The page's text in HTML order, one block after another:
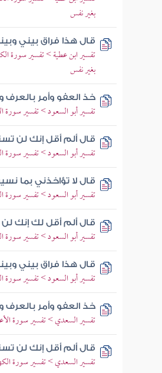
بغير نفس
قال هذا فراق بيني
تفسير ابن عطية > تفسير سورة
بغير نفس
خذ العفو وأمر
تفسير أبو السعود > تفسير
قال ألم أقل إنك لن
تفسير أبو السعود > تفسير
قال لا تؤاخذني بما
تفسير أبو السعود > تفسير
قال ألم أقل لك إنك
تفسير أبو السعود > تفسير
قال هذا فراق بيني
تفسير أبو السعود > تفسير سورة
خذ العفو وأمر
تفسير السعدي > تفسير سورة
قال ألم أقل إنك لن
تفسير السعدي > تفسير سورة